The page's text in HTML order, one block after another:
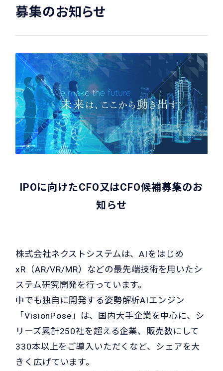
募集のお知らせ
IPOに向けたCFO又はCFO候補募集のお
知らせ
株式会社ネクストシステムは、AIをはじめ
xR（AR/VR/MR）などの最先端技術を用いたシ
ステム研究開発を行っています。
中でも独自に開発する姿勢解析AIエンジン
「VisionPose」は、国内大手企業を中心に、シ
リーズ累計250社を超える企業、販売数にして
330本以上をご導入いただくなど、シェアを大
きく広げています。